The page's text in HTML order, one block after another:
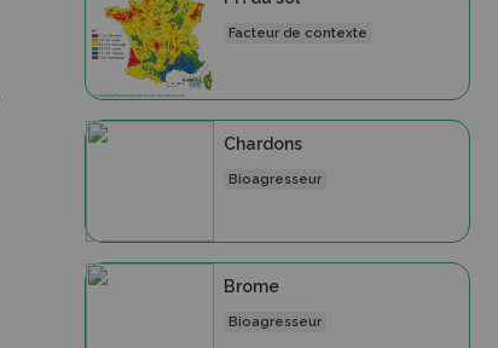
Facteur de contexte
Chardons
Bioagresseur
Brome
Bioagresseur